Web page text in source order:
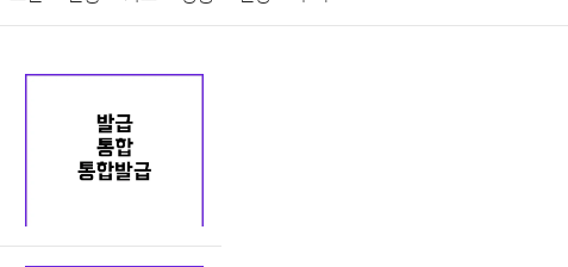
교통